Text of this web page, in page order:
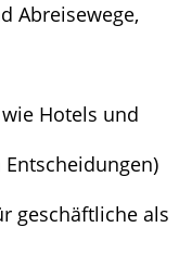
Abreisewege,
Hotels und
geschäftliche als